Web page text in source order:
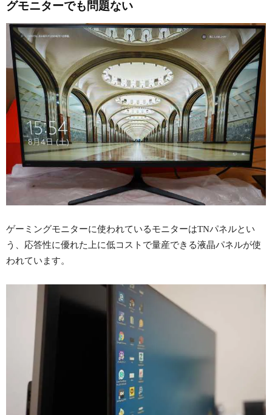
グモニターでも問題ない
ゲーミングモニターに使われているモニターはTNパネルとい
う、応答性に優れた上に低コストで量産できる液晶パネルが使
われています。